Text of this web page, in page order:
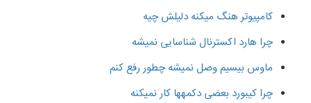
کامپیوتر هنگ میکنه دلیلش چیه
چرا هارد اکسترنال شناسایی نمیشه
ماوس بیسیم وصل نمیشه چطور رفع کنم
چرا کیبورد بعضی دکمهها کار نمیکنه